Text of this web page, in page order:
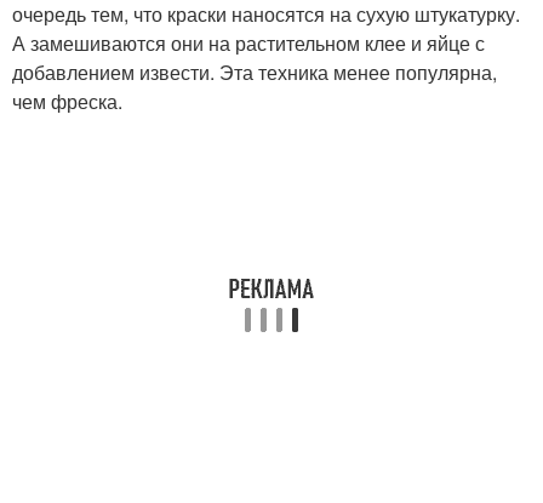
очередь тем, что краски наносятся на сухую штукатурку.
А замешиваются они на растительном клее и яйце с
добавлением извести. Эта техника менее популярна,
чем фреска.